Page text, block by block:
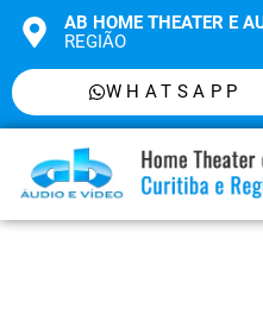
AB HOME THEATER E
REGIÃO
WHATSAPP